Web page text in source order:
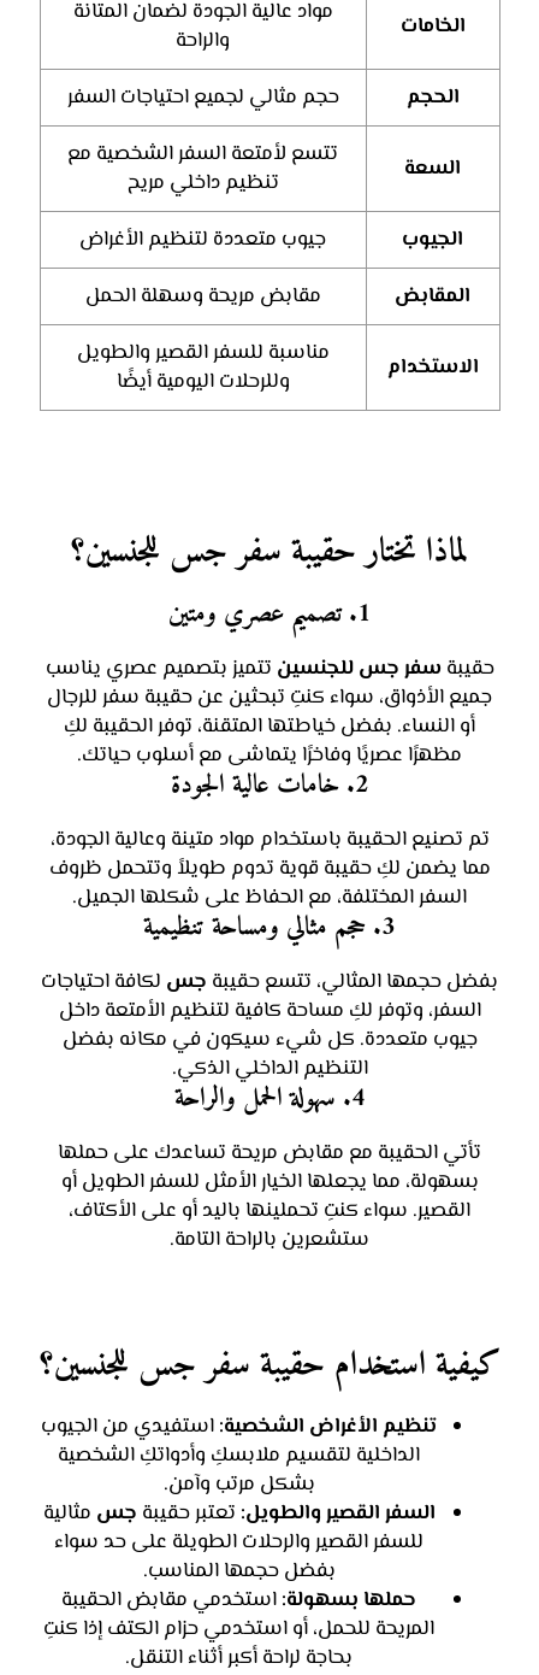
الخامات
مواد عالية الجودة لضمان المتانة
والراحة
الحجم
حجم مثالي لجميع احتياجات السفر
السعة
تتسع لأمتعة السفر الشخصية مع
تنظيم داخلي مريح
الجيوب
جيوب متعددة لتنظيم الأغراض
المقابض
مقابض مريحة وسهلة الحمل
الاستخدام
مناسبة للسفر القصير والطويل
وللرحلات اليومية أيضًا
لماذا تختار حقيبة سفر جس للجنسين؟
1. تصميم عصري ومتين
حقيبةسفر جس للجنسين تتميز بتصميم عصري يناسب
جميع الأذواق، سواء كنتِ تبحثين عن حقيبة سفر للرجال
أو النساء. بفضل خياطتها المتقنة، توفر الحقيبة لكِ
مظهرًا عصريًا وفاخرًا يتماشى مع أسلوب حياتك.
2. خامات عالية الجودة
تم تصنيع الحقيبة باستخدام مواد متينة وعالية الجودة،
مما يضمن لكِ حقيبة قوية تدوم طويلاً وتتحمل ظروف
السفر المختلفة، مع الحفاظ على شكلها الجميل.
3. حجم مثالي ومساحة تنظيمية
بفضل حجمها المثالي، تتسع حقيبة جس لكافة احتياجات
السفر، وتوفر لكِ مساحة كافية لتنظيم الأمتعة داخل
جيوب متعددة. كل شيء سيكون في مكانه بفضل
التنظيم الداخلي الذكي.
4. سهولة الحمل والراحة
تأتي الحقيبة مع مقابض مريحة تساعدك على حملها
بسهولة، مما يجعلها الخيار الأمثل للسفر الطويل أو
القصير. سواء كنتِ تحملينها باليد أو على الأكتاف،
ستشعرين بالراحة التامة.
كيفية استخدام حقيبة سفر جس للجنسين؟
تنظيم الأغراض الشخصية:استفيدي من الجيوب
الداخلية لتقسيم ملابسكِ وأدواتكِ الشخصية
بشكل مرتب وآمن.
السفر القصير والطويل: تعتبر حقيبة جس مثالية
للسفر القصير والرحلات الطويلة على حد سواء
بفضل حجمها المناسب.
حملها بسهولة:استخدمي مقابض الحقيبة
المريحة للحمل، أو استخدمي حزام الكتف إذا كنتِ
بحاجة لراحة أكبر أثناء التنقل.